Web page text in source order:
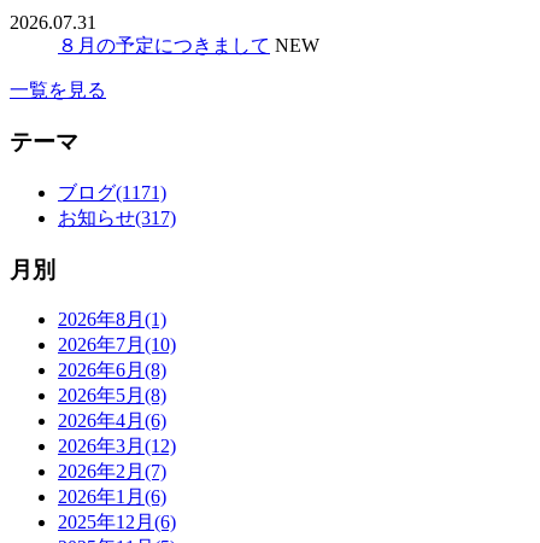
2026.07.31
８月の予定につきまして NEW
一覧を見る
テーマ
ブログ(1171)
お知らせ(317)
月別
2026年8月(1)
2026年7月(10)
2026年6月(8)
2026年5月(8)
2026年4月(6)
2026年3月(12)
2026年2月(7)
2026年1月(6)
2025年12月(6)